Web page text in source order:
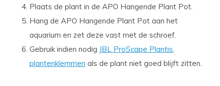
Plaats de plant in de APO Hangende Plant Pot.
Hang de APO Hangende Plant Pot aan het
aquarium en zet deze vast met de schroef.
Gebruik indien nodig JBL ProScape Plantis,
plantenklemmen als de plant niet goed blijft zitten.